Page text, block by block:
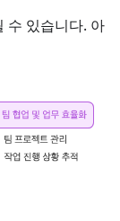
수 있습니다. 아